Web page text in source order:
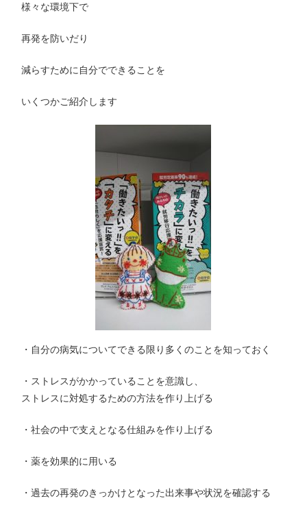
様々な環境下で
再発を防いだり
減らすために自分でできることを
いくつかご紹介します
・自分の病気についてできる限り多くのことを知っておく
・ストレスがかかっていることを意識し、
ストレスに対処するための方法を作り上げる
・社会の中で支えとなる仕組みを作り上げる
・薬を効果的に用いる
・過去の再発のきっかけとなった出来事や状況を確認する